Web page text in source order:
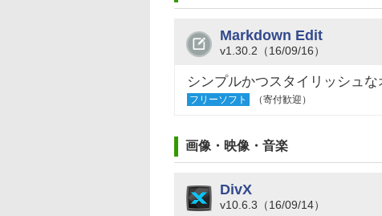
Markdown Edit
v1.30.2（16/09/16）
シンプルかつスタイリッシュ
フリーソフト （寄付歓迎）
画像・映像・音楽
DivX
v10.6.3（16/09/14）